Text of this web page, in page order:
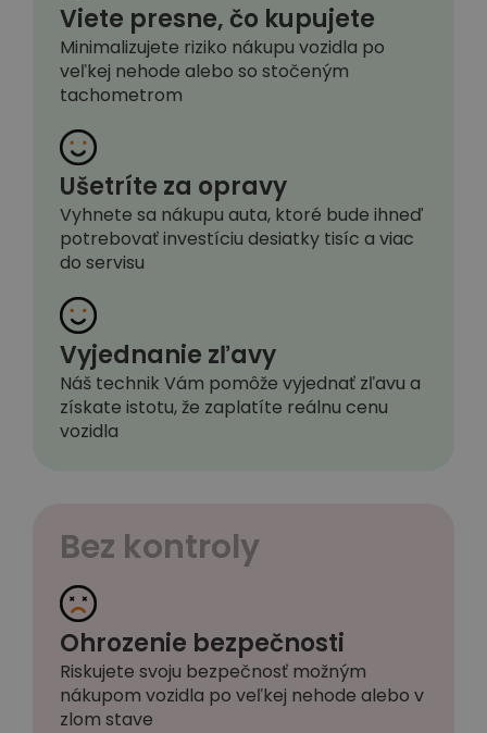
Viete presne, čo kupujete
Minimalizujete riziko nákupu vozidla po
veľkej nehode alebo so stočeným
tachometrom
Ušetríte za opravy
Vyhnete sa nákupu auta, ktoré bude ihneď
potrebovať investíciu desiatky tisíc a viac
do servisu
Vyjednanie zľavy
Náš technik Vám pomôže vyjednať zľavu a
získate istotu, že zaplatíte reálnu cenu
vozidla
Bez kontroly
Ohrozenie bezpečnosti
Riskujete svoju bezpečnosť možným
nákupom vozidla po veľkej nehode alebo v
zlom stave